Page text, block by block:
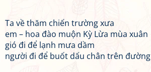
Ta về thăm chiến trường xưa
em – hoa đào muộn Kỳ Lừa mùa xuân
gió đi để lạnh mưa dầm
người đi để buốt dấu chân trên đường